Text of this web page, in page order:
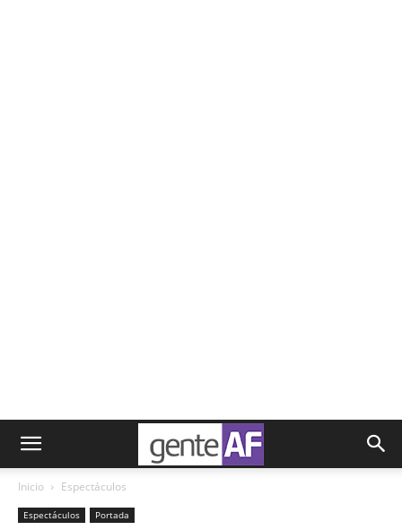
Inicio Espectáculos
Espectáculos Portada